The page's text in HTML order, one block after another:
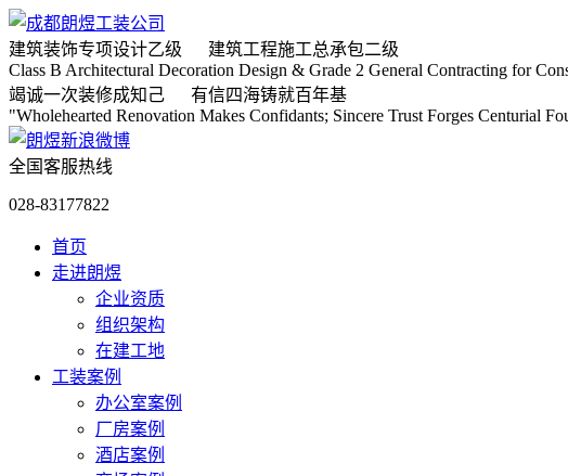
建筑装饰专项设计乙级 建筑工程施工总承包二级
Class B Architectural Decoration Design & Grade 2 General Contracting for
竭诚一次装修成知己 有信四海铸就百年基
"Wholehearted Renovation Makes Confidants; Sincere Trust Forges Centurial
全国客服热线
028-83177822
首页
走进朗煜
企业资质
组织架构
在建工地
工装案例
办公室案例
厂房案例
酒店案例